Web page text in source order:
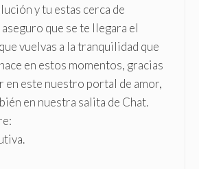
y tu estas cerca de
que se te llegara el
vuelvas a la tranquilidad que
en estos momentos, gracias
en este nuestro portal de amor,
en nuestra salita de Chat.